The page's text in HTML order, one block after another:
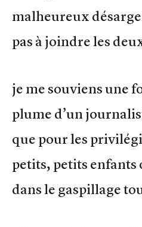
malheureux
pas à joindre les
je me souviens une
plume d’un
que pour les
petits, petits enfants
dans le gaspillage